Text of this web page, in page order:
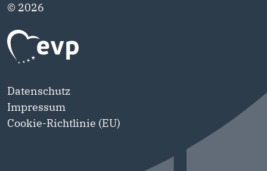
© 2026
Datenschutz
Impressum
Cookie-Richtlinie (EU)